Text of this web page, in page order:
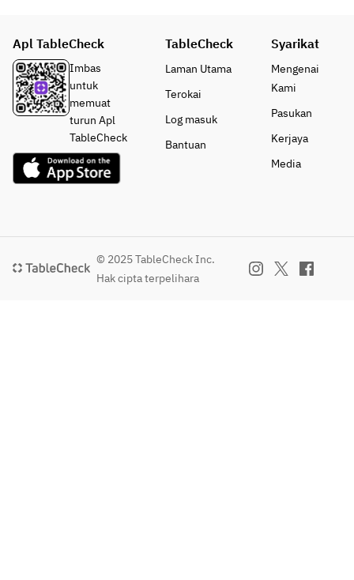
Apl TableCheck
Imbas
untuk
memuat
turun Apl
TableCheck
TableCheck
Laman Utama
Terokai
Log masuk
Bantuan
Syarikat
Mengenai
Kami
Pasukan
Kerjaya
Media
© 2025 TableCheck Inc.
Hak cipta terpelihara